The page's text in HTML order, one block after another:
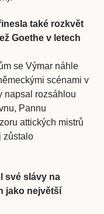
také rozkvět
Goethe v letech
se Výmar náhle
scénami v
napsal rozsáhlou
Pannu
attických mistrů
zůstalo
své slávy na
jako největší